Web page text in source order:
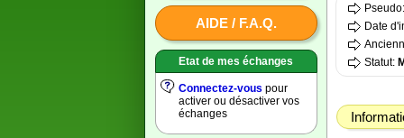
AIDE / F.A.Q.
Etat de mes échanges
Connectez-vous pour
activer ou désactiver vos
échanges
Date
Statut: